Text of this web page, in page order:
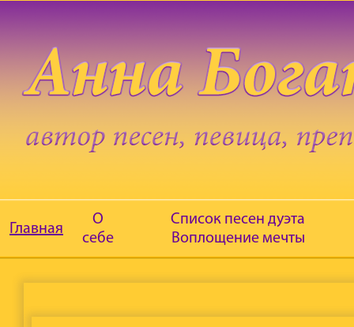
Главная
О
себе
Список песен дуэта
Воплощение мечты